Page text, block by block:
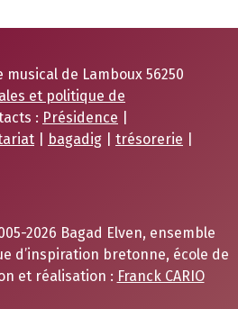
musical de Lamboux 56250
et politique de
: Présidence
bagadig trésorerie
2026 Bagad Elven, ensemble
d’inspiration bretonne, école de
et réalisation : Franck CARIO